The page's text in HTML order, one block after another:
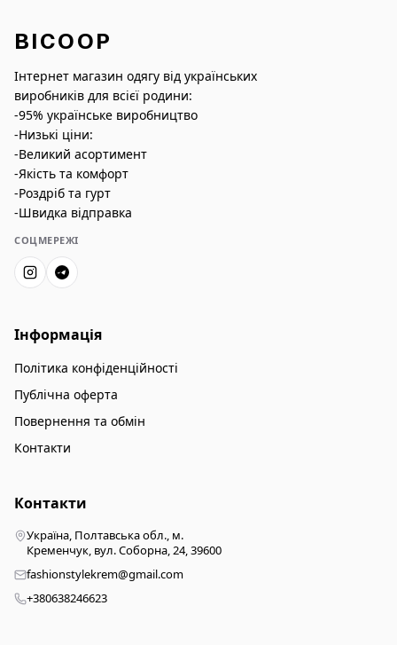
BICOOP
Інтернет магазин одягу від українських
виробників для всієї родини:
-95% українське виробництво
-Низькі ціни:
-Великий асортимент
-Якість та комфорт
-Роздріб та гурт
-Швидка відправка
СОЦМЕРЕЖІ
Інформація
Політика конфіденційності
Публічна оферта
Повернення та обмін
Контакти
Контакти
Україна, Полтавська обл., м.
Кременчук, вул. Соборна, 24, 39600
fashionstylekrem@gmail.com
+380638246623